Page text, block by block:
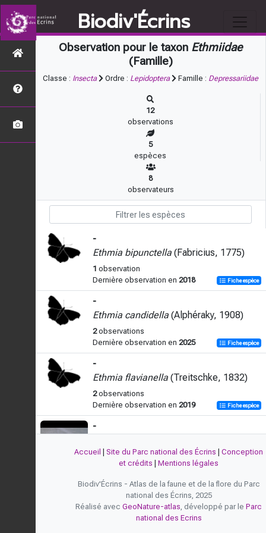
Biodiv'Écrins
Observation pour le taxon Ethmiidae
(Famille)
Classe : Insecta Ordre : Lepidoptera Famille : Depressariidae
12
observations
5
espèces
8
observateurs
-
Ethmia bipunctella (Fabricius, 1775)
1 observation
Dernière observation en 2018 Fiche espèce
-
Ethmia candidella (Alphéraky, 1908)
2observations
Dernière observation en 2025 Fiche espèce
-
Ethmia flavianella (Treitschke, 1832)
2observations
Dernière observation en 2019 Fiche espèce
-
6observations
Dernière observation en2026
-
Ethmia quadrillella(Goeze, 1783)
observation
Accueil Site du Parc national des Écrins
Conception
et crédits
Mentions légales
Biodiv'Écrins - Atlas de la faune et de la flore du Parc
national des Écrins, 2025
Réalisé avec GeoNature-atlas, développé par le Parc
national des Ecrins